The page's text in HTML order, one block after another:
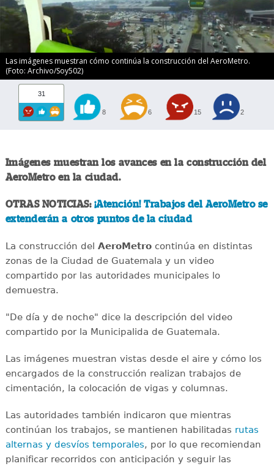
Las imágenes muestran cómo continúa la construcción del AeroMetro.
(Foto: Archivo/Soy502)
31
8 6 15 2
Imágenes muestran los avances en la construcción del
AeroMetro en la ciudad.
OTRAS NOTICIAS: ¡Atención! Trabajos del AeroMetro se
extenderán a otros puntos de la ciudad
La construcción del AeroMetrocontinúa en distintas
zonas de la Ciudad de Guatemala y un video
compartido por las autoridades municipales lo
demuestra.
"De día y de noche" dice la descripción del video
compartido por la Municipalida de Guatemala.
Las imágenes muestran vistas desde el aire y cómo los
encargados de la construcción realizan trabajos de
cimentación, la colocación de vigas y columnas.
Las autoridades también indicaron que mientras
continúan los trabajos, se mantienen habilitadas rutas
alternas y desvíos temporales, por lo que recomiendan
planificar recorridos con anticipación y seguir las